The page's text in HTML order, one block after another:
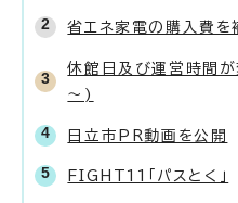
省エネ家電の購入費を
休館日及び運営時間
～)
日立市PR動画を公開
FIGHT11「パスとく」